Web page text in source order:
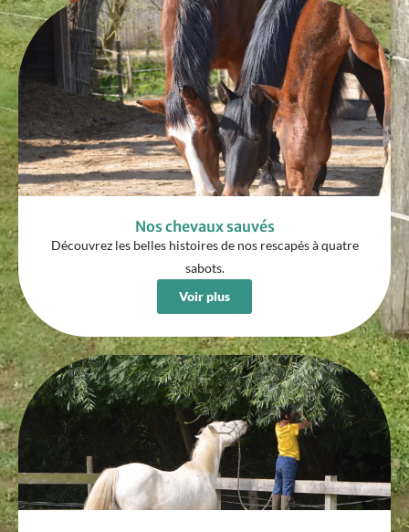
Nos chevaux sauvés
Découvrez les belles histoires de nos rescapés à quatre
sabots.
Voir plus